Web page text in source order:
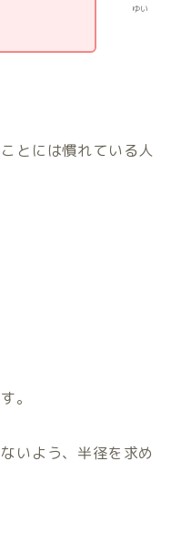
ゆい
とには慣れている人
。
いよう、半径を求め